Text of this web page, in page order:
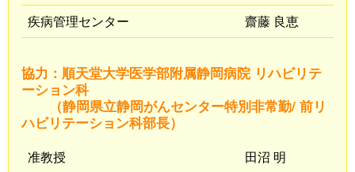
疾病管理センター
齋藤 良恵
協力：順天堂大学医学部附属静岡病院 リハビリテ
ーション科
（静岡県立静岡がんセンター特別非常勤/ 前リ
ハビリテーション科部長）
准教授 田沼 明